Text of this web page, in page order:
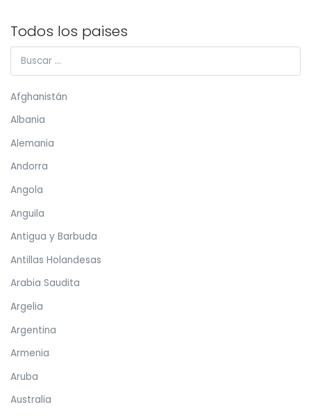
Todos los paises
Afghanistán
Albania
Alemania
Andorra
Angola
Anguila
Antigua y Barbuda
Antillas Holandesas
Arabia Saudita
Argelia
Argentina
Armenia
Aruba
Australia